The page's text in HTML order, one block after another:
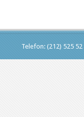
Telefon: (212) 525